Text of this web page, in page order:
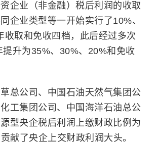
企业（非金融）税后利润的收取
企业类型等一开始实行了10%、
收取和免收四档，此后经过多次
升为35%、30%、20%和免收
总公司、中国石油天然气集团公
工集团公司、中国海洋石油总公
型央企税后利润上缴财政比例为
献了央企上交财政利润大头。